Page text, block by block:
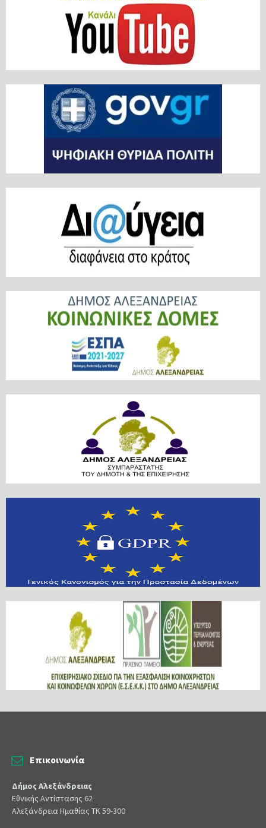
Επικοινωνία
Δήμος Αλεξάνδρειας
Εθνικής Αντίστασης 62
Αλεξάνδρεια Ημαθίας ΤΚ 59-300